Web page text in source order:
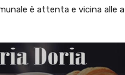
è attenta e vicina alle